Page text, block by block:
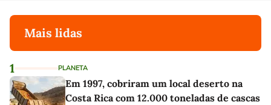
Mais lidas
1 PLANETA
Em 1997, cobriram um local deserto na
Costa Rica com 12.000 toneladas de cascas